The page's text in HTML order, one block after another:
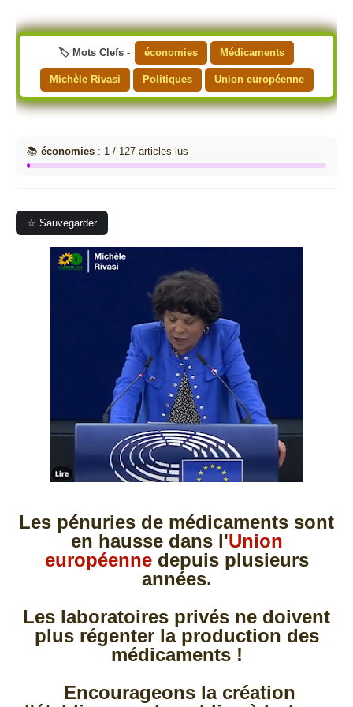
🏷️ Mots Clefs - économies Médicaments
Michèle Rivasi Politiques Union européenne
📚 économies : 1 / 127 articles lus
☆ Sauvegarder
Les pénuries de médicaments sont
en hausse dans l'Union
européennedepuis plusieurs
années.
Les laboratoires privés ne doivent
plus régenter la production des
médicaments !
Encourageons la création